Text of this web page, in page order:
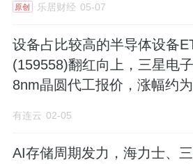
医疗（前身是三星电气）及
斯国际。若此次奥克斯电气
着其即将成功手握3家上市公
原创 乐居财经 05-07
设备占比较高的半导体设备
(159558)翻红向上，三星电
8nm晶圆代工报价，涨幅约
有连云 02-05
AI存储周期发力，海力士、